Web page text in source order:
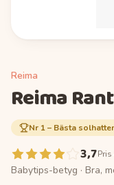
Reima
Reima
Nr 1– Bästa
3,7
Babytips-betyg · Bra,